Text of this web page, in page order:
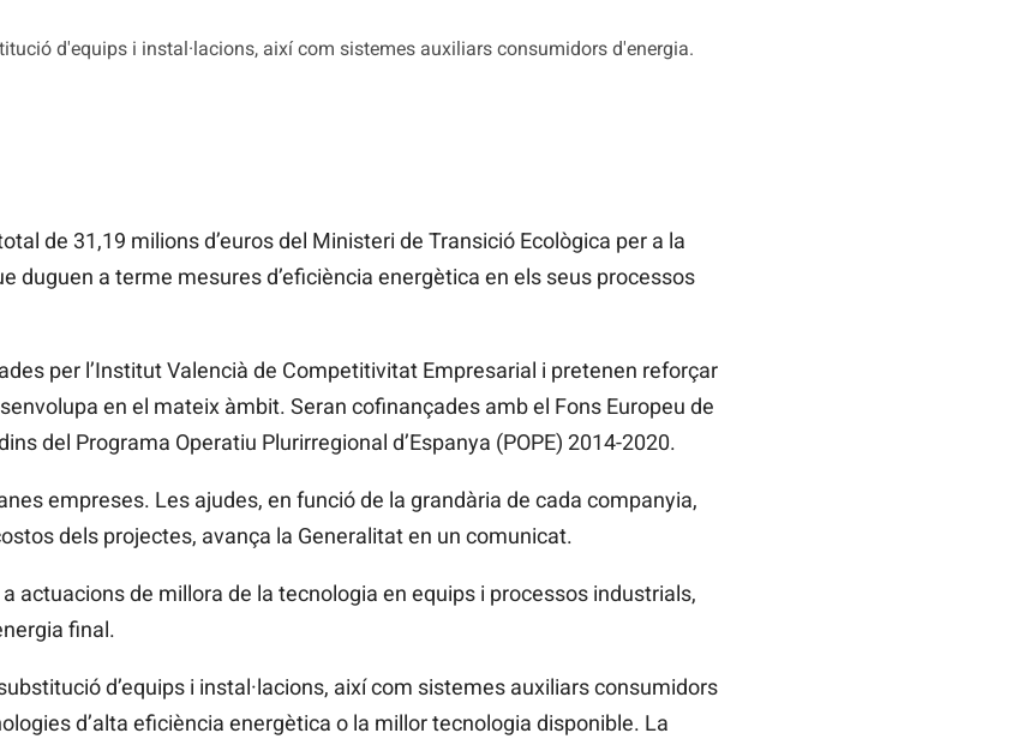
d'equips i instal·lacions, així com sistemes auxiliars consumidors d'energia.
de 31,19 milions d’euros del Ministeri de Transició Ecològica per a la
duguen a terme mesures d’eficiència energètica en els seus processos
per l’Institut Valencià de Competitivitat Empresarial i pretenen reforçar
en el mateix àmbit. Seran cofinançades amb el Fons Europeu de
del Programa Operatiu Plurirregional d’Espanya (POPE) 2014-2020.
empreses. Les ajudes, en funció de la grandària de cada companyia,
dels projectes, avança la Generalitat en un comunicat.
actuacions de millora de la tecnologia en equips i processos industrials,
final.
d’equips i instal·lacions, així com sistemes auxiliars consumidors
d’alta eficiència energètica o la millor tecnologia disponible. La